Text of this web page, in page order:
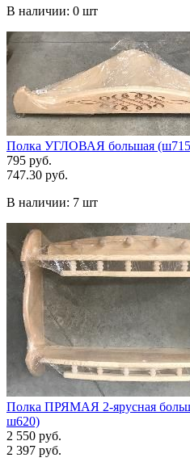
В наличии: 0 шт
Полка УГЛОВАЯ большая
795 руб.
747.30 руб.
В наличии: 7 шт
Полка ПРЯМАЯ 2-ярусная
ш620)
2 550 руб.
2 397 руб.